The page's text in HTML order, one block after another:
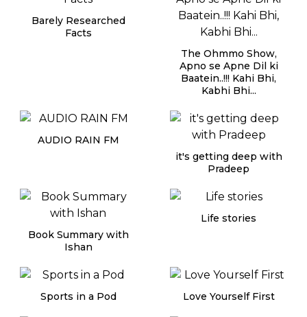
Barely Researched
Facts
The Ohmmo Show,
Apno se Apne Dil ki
Baatein..!!! Kahi Bhi,
Kabhi Bhi...
AUDIO RAIN FM
it's getting deep with
Pradeep
Book Summary with
Ishan
Life stories
Sports in a Pod Love Yourself First